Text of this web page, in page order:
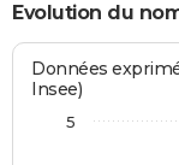
Evolution du
Données
Insee)
5